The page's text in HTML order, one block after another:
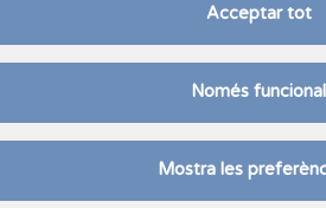
Acceptar tot
Només funcional
Mostra les